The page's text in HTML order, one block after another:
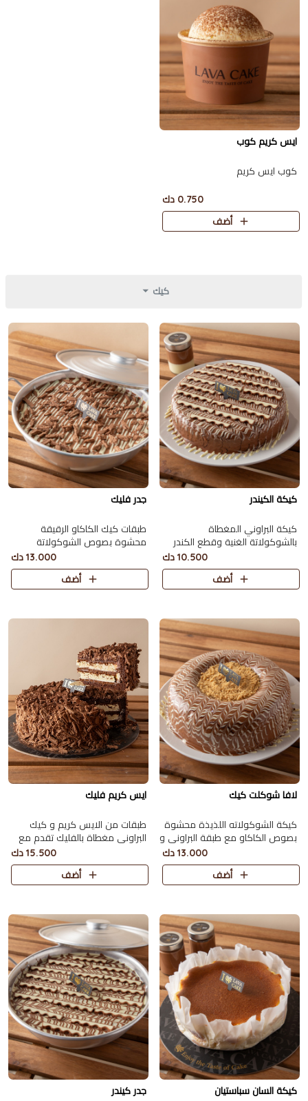
ايس كريم كوب
كوب ايس كريم
0.750 دك
أضف
كيك
كيكة الكيندر
كيكة البراوني المغطاة
بالشوكولاتة الغنية وقطع الكندر
تقدّم مع عبوة من الشوكلت ميلك
ووايت تكفي 8 أشخاص.
10.500 دك
أضف
جدر فليك
طبقات كيك الكاكاو الرقيقة
محشوة بصوص الشوكولاتة
ومغطاة بقطع الفليك يكفي 10
أشخاص.
13.000 دك
أضف
لافا شوكلت كيك
كيكة الشوكولاته اللذيذة محشوة
بصوص الكاكاو مع طبقة البراوني و
بسكويت الدايجستف تكفي 9
اشخاص
13.000 دك
أضف
ايس كريم فليك
طبقات من الايس كريم و كيك
البراوني مغطاة بالفليك تقدم مع
15.500 دك
أضف
كيكة السان سباستيان جدر كيندر